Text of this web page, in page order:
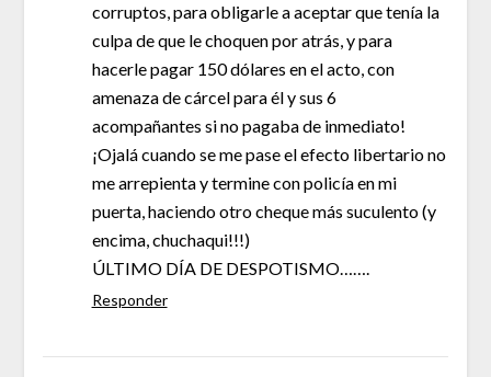
corruptos, para obligarle a aceptar que tenía la
culpa de que le choquen por atrás, y para
hacerle pagar 150 dólares en el acto, con
amenaza de cárcel para él y sus 6
acompañantes si no pagaba de inmediato!
¡Ojalá cuando se me pase el efecto libertario no
me arrepienta y termine con policía en mi
puerta, haciendo otro cheque más suculento (y
encima, chuchaqui!!!)
ÚLTIMO DÍA DE DESPOTISMO…….
Responder